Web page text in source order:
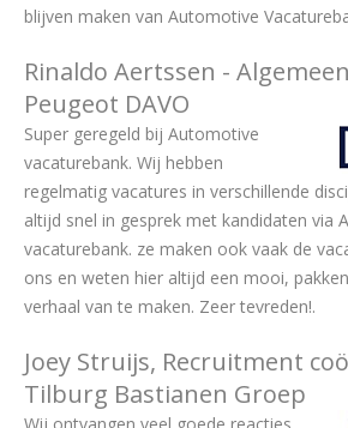
blijven maken van Automotive
Rinaldo Aertssen -
Peugeot DAVO
Super geregeld bij Automotive
vacaturebank. Wij hebben
regelmatig vacatures in verschillende
altijd snel in gesprek met kandidaten via
vacaturebank. ze maken ook vaak de
ons en weten hier altijd een mooi,
verhaal van te maken. Zeer tevreden!.
Joey Struijs, Recruitment
Tilburg Bastianen Groep